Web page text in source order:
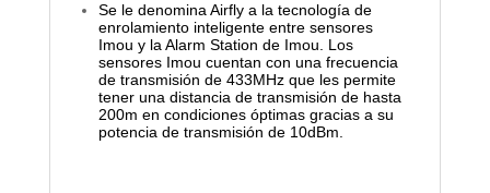
Se le denomina Airfly a la tecnología de
enrolamiento inteligente entre sensores
Imou y la Alarm Station de Imou. Los
sensores Imou cuentan con una frecuencia
de transmisión de 433MHz que les permite
tener una distancia de transmisión de hasta
200m en condiciones óptimas gracias a su
potencia de transmisión de 10dBm.